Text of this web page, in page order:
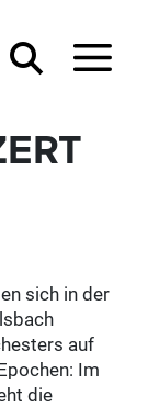
sich in der
auf
Im
die